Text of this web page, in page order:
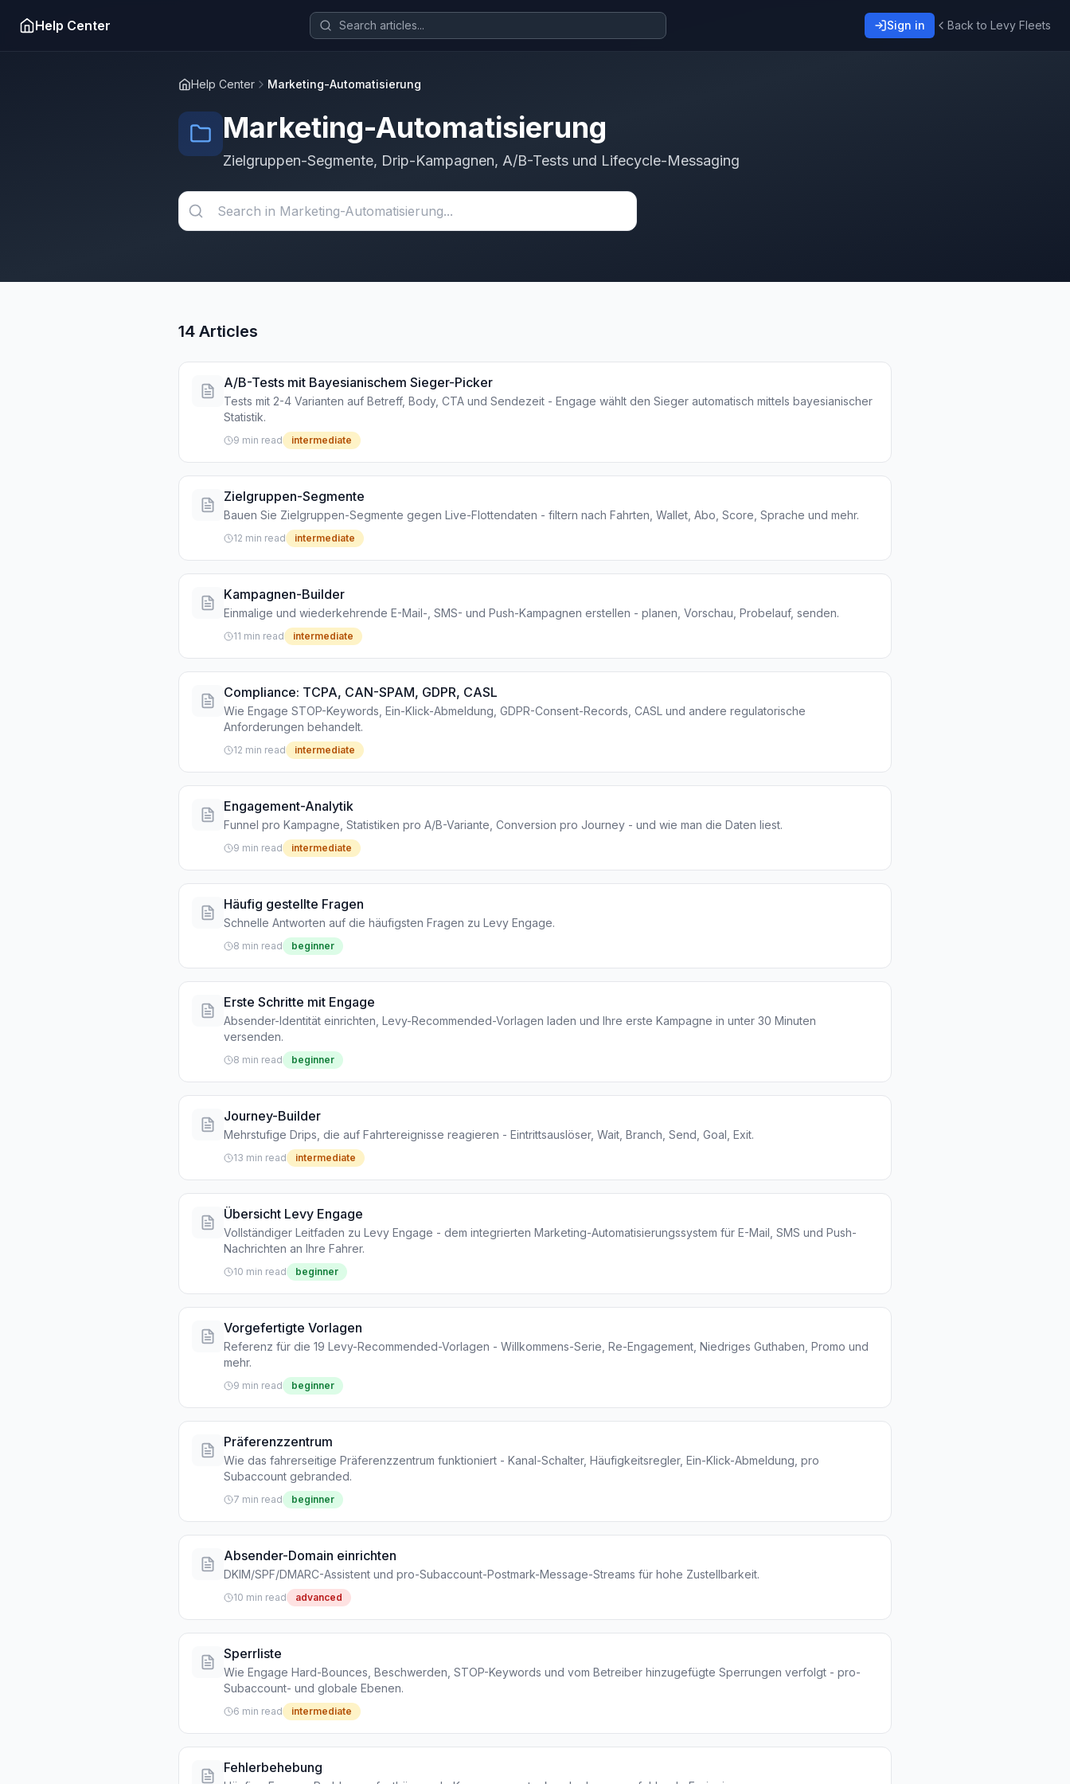
Help Center Sign in Back to Levy Fleets
Help Center Marketing-Automatisierung
Marketing-Automatisierung
Zielgruppen-Segmente, Drip-Kampagnen, A/B-Tests und Lifecycle-Messaging
14 Articles
A/B-Tests mit Bayesianischem Sieger-Picker
Tests mit 2-4 Varianten auf Betreff, Body, CTA und Sendezeit - Engage wählt den Sieger automatisch mittels bayesianischer
Statistik.
9 min read intermediate
Zielgruppen-Segmente
Bauen Sie Zielgruppen-Segmente gegen Live-Flottendaten - filtern nach Fahrten, Wallet, Abo, Score, Sprache und mehr.
12 min read intermediate
Kampagnen-Builder
Einmalige und wiederkehrende E-Mail-, SMS- und Push-Kampagnen erstellen - planen, Vorschau, Probelauf, senden.
11 min read intermediate
Compliance: TCPA, CAN-SPAM, GDPR, CASL
Wie Engage STOP-Keywords, Ein-Klick-Abmeldung, GDPR-Consent-Records, CASL und andere regulatorische
Anforderungen behandelt.
12 min read intermediate
Engagement-Analytik
Funnel pro Kampagne, Statistiken pro A/B-Variante, Conversion pro Journey - und wie man die Daten liest.
9 min read intermediate
Häufig gestellte Fragen
Schnelle Antworten auf die häufigsten Fragen zu Levy Engage.
8 min read beginner
Erste Schritte mit Engage
Absender-Identität einrichten, Levy-Recommended-Vorlagen laden und Ihre erste Kampagne in unter 30 Minuten
versenden.
8 min read beginner
Journey-Builder
Mehrstufige Drips, die auf Fahrtereignisse reagieren - Eintrittsauslöser, Wait, Branch, Send, Goal, Exit.
13 min read intermediate
Übersicht Levy Engage
Vollständiger Leitfaden zu Levy Engage - dem integrierten Marketing-Automatisierungssystem für E-Mail, SMS und Push-
Nachrichten an Ihre Fahrer.
10 min read beginner
Vorgefertigte Vorlagen
Referenz für die 19 Levy-Recommended-Vorlagen - Willkommens-Serie, Re-Engagement, Niedriges Guthaben, Promo und
mehr.
9 min read beginner
Präferenzzentrum
Wie das fahrerseitige Präferenzzentrum funktioniert - Kanal-Schalter, Häufigkeitsregler, Ein-Klick-Abmeldung, pro
Subaccount gebranded.
7 min read beginner
Absender-Domain einrichten
DKIM/SPF/DMARC-Assistent und pro-Subaccount-Postmark-Message-Streams für hohe Zustellbarkeit.
10 min read advanced
Sperrliste
Wie Engage Hard-Bounces, Beschwerden, STOP-Keywords und vom Betreiber hinzugefügte Sperrungen verfolgt - pro-
Subaccount- und globale Ebenen.
6 min read intermediate
Fehlerbehebung